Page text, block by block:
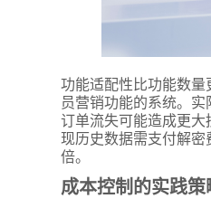
功能适配性比功能数
员营销功能的系统。
订单流失可能造成更
现历史数据需支付解
倍。
成本控制的实践策